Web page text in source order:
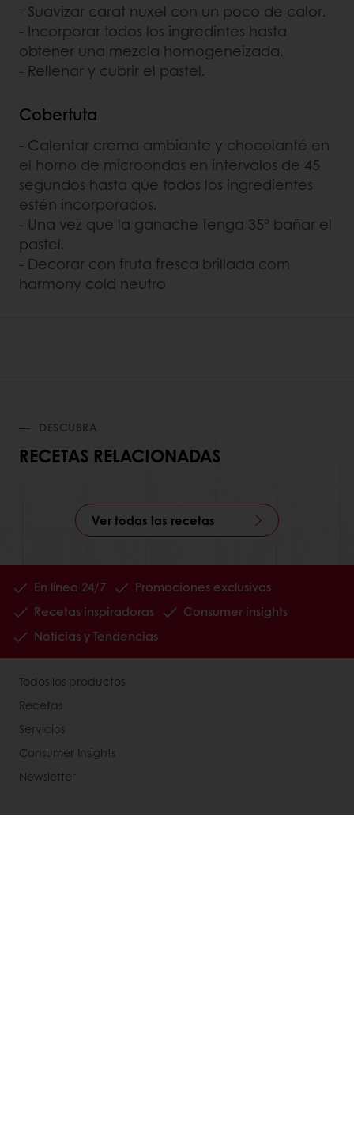
- Suavizar carat nuxel con un poco de calor.
- Incorporar todos los ingredintes hasta
obtener una mezcla homogeneizada.
- Rellenar y cubrir el pastel.
Cobertuta
- Calentar crema ambiante y chocolanté en
el horno de microondas en intervalos de 45
segundos hasta que todos los ingredientes
estén incorporados.
- Una vez que la ganache tenga 35° bañar el
pastel.
- Decorar con fruta fresca brillada com
harmony cold neutro
DESCUBRA
RECETAS RELACIONADAS
Ver todas las recetas
En línea 24/7
Promociones exclusivas
Recetas inspiradoras
Consumer insights
Noticias y Tendencias
Todos los productos
Recetas
Servicios
Consumer Insights
Newsletter
Acerca de Puratos